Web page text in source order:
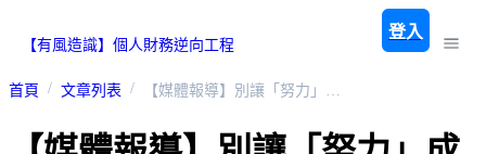
【有風造識】個人財務逆向工程
登入
首頁 文章列表 【媒體報導】別讓「努力」成為一種窮忙：建立你的財務抗風險系統